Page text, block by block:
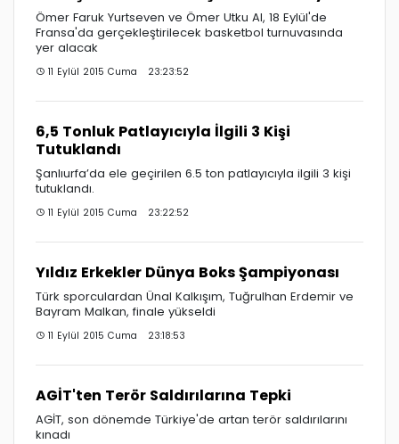
Ömer Faruk Yurtseven ve Ömer Utku Al, 18 Eylül'de
Fransa'da gerçekleştirilecek basketbol turnuvasında
yer alacak
11 Eylül 2015 Cuma 23:23:52
6,5 Tonluk Patlayıcıyla İlgili 3 Kişi
Tutuklandı
Şanlıurfa’da ele geçirilen 6.5 ton patlayıcıyla ilgili 3 kişi
tutuklandı.
11 Eylül 2015 Cuma 23:22:52
Yıldız Erkekler Dünya Boks Şampiyonası
Türk sporculardan Ünal Kalkışım, Tuğrulhan Erdemir ve
Bayram Malkan, finale yükseldi
11 Eylül 2015 Cuma 23:18:53
AGİT'ten Terör Saldırılarına Tepki
AGİT, son dönemde Türkiye'de artan terör saldırılarını
kınadı